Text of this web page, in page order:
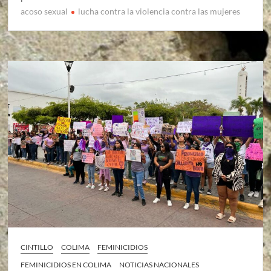
acoso sexual lucha contra la violencia contra las mujeres
CINTILLO COLIMA
FEMINICIDIOS
FEMINICIDIOS EN COLIMA
NOTICIAS NACIONALES